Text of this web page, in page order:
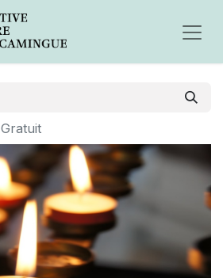
Gratuit